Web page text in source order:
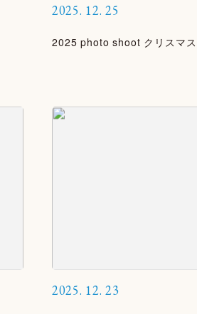
2025. 12.25
2025 photo shoot クリスマス
2025. 12.23